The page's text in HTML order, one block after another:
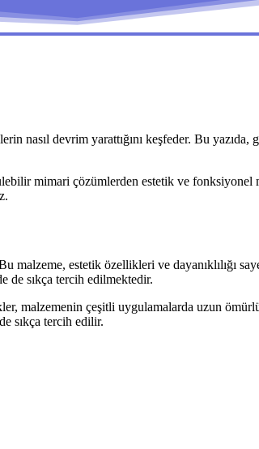
nasıl devrim yarattığını keşfeder. Bu
mimari çözümlerden estetik ve
malzeme, estetik özellikleri ve dayanıklılığı
de sıkça tercih edilmektedir.
malzemenin çeşitli uygulamalarda uzun
sıkça tercih edilir.